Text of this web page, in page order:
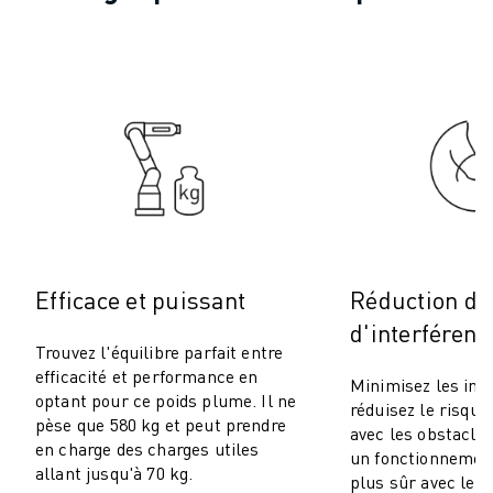
LOGICIEL ROBOCUT
ROBOCUT MAINTENANCE PRÉVENTIVE
DURABILITÉ DU ROBOCUT
DES SOLUTIONS D'USINE INTELLIGENTE POUR AMÉLIORER
ENREGISTREMENT DU PRODUIT "
TÉMOIGNAGES
SOLUTIONS
INDUSTRIES
TOUTES LES INDUSTRIES
AÉROSPATIALE
AUTOMOBILE
Efficace et puissant
Trouvez l'équilibre parfait entre
efficacité et performance en
optant pour ce poids plume. Il ne
pèse que 580 kg et peut prendre
en charge des charges utiles
allant jusqu'à 70 kg.
Réduction
Minimisez les
réduisez le
avec les
un
plus sûr avec le